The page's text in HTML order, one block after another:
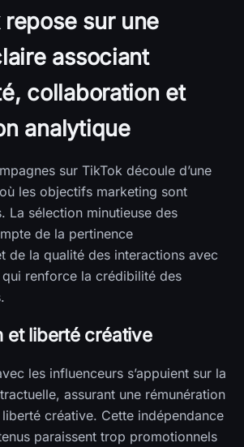
sur une
associant
collaboration et
analytique
sur TikTok découle d’une
les objectifs marketing sont
La sélection minutieuse des
de la pertinence
de la qualité des interactions avec
renforce la crédibilité des
et liberté créative
les influenceurs s’appuient sur la
assurant une rémunération
créative. Cette indépendance
paraissent trop promotionnels